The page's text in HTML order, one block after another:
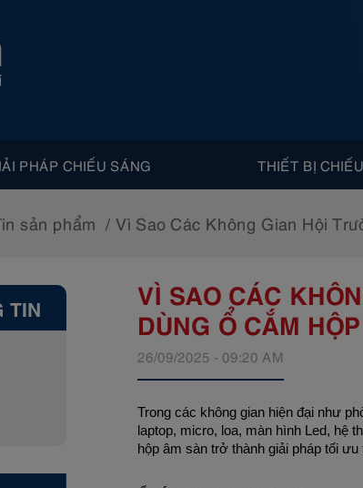
PHÁP CHIẾU SÁNG THIẾT BỊ
sản phẩm Vì Sao Các Không Gian Hội
TIN
VÌ SAO CÁC
DÙNG Ổ CẮM
26/09/2025 - 09:20 AM
Trong các không gian hiện đại như
laptop, micro, loa, màn hình Led, hệ
hộp âm sàn trở thành giải pháp tối